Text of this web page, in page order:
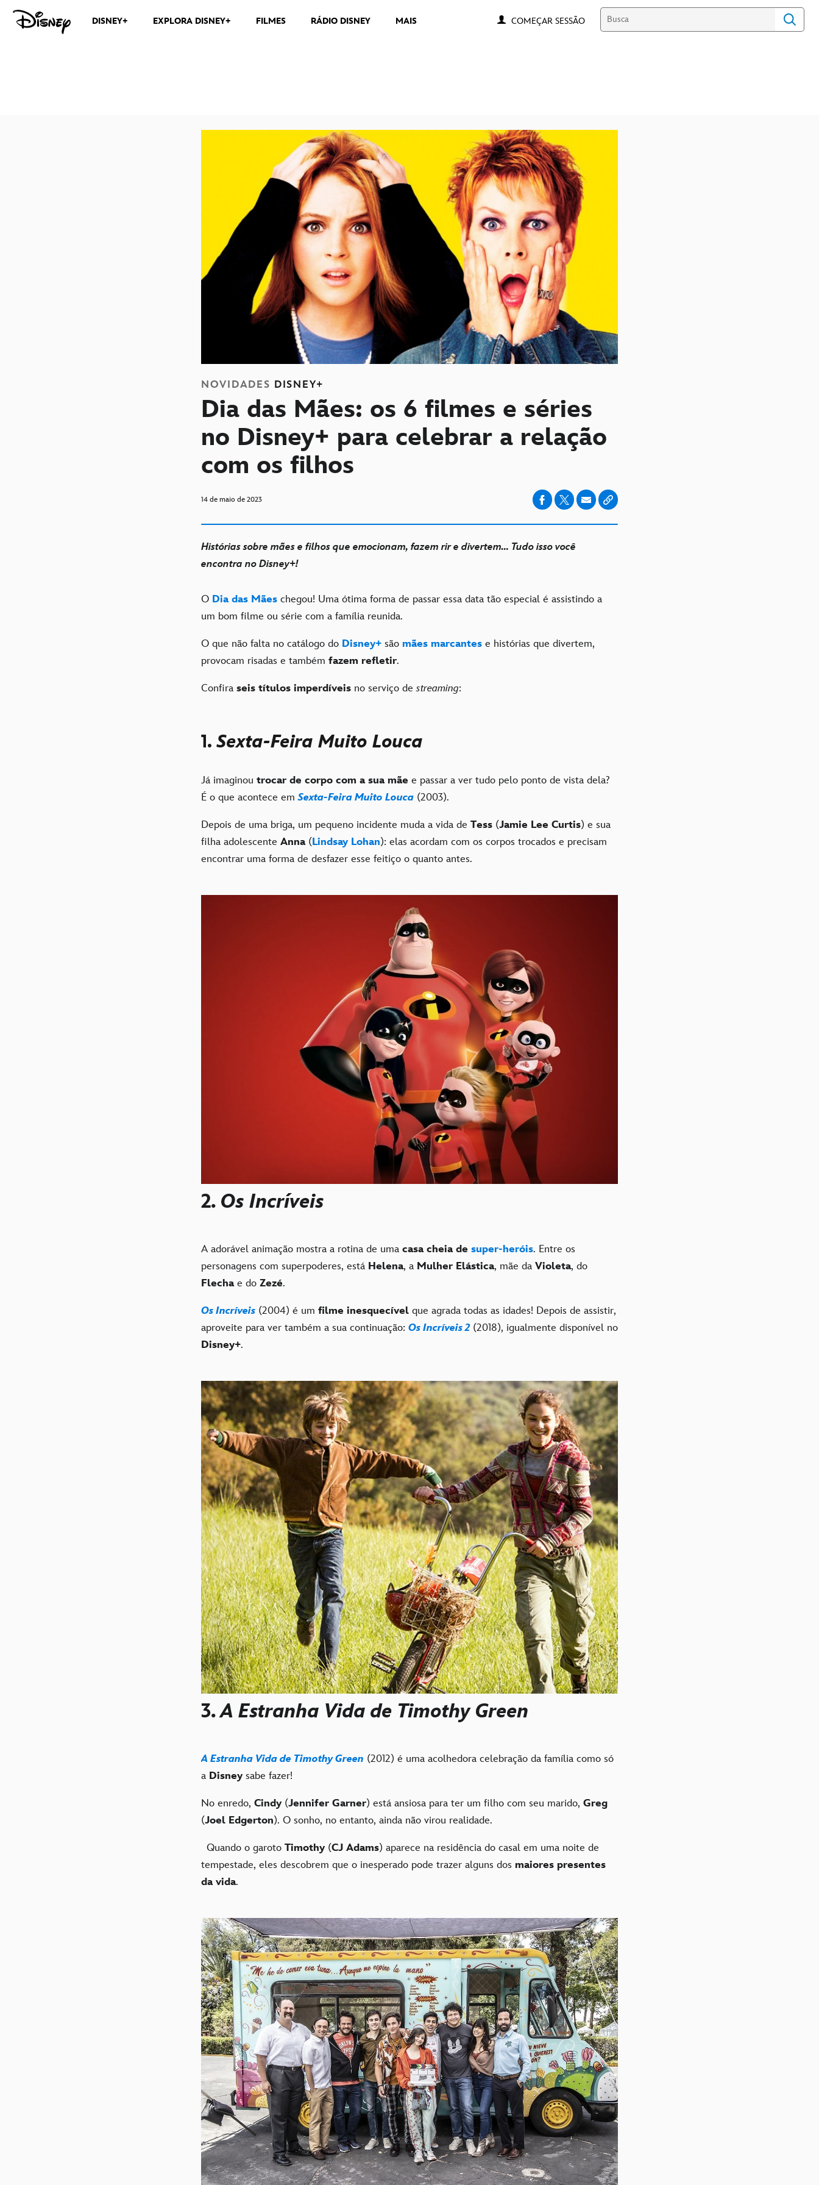
DISNEY+ EXPLORA DISNEY+ FILMES RÁDIO DISNEY MAIS COMEÇAR SESSÃO
NOVIDADES DISNEY+
Dia das Mães: os 6 filmes e séries
no Disney+ para celebrar a relação
com os filhos
14 de maio de 2023
Histórias sobre mães e filhos que emocionam, fazem rir e divertem… Tudo isso você
encontra no Disney+!
O Dia das Mães chegou! Uma ótima forma de passar essa data tão especial é assistindo a
um bom filme ou série com a família reunida.
O que não falta no catálogo do Disney+ são mães marcantes e histórias que divertem,
provocam risadas e também fazem refletir.
Confira seis títulos imperdíveis no serviço destreaming:
1. Sexta-Feira Muito Louca
Já imaginou trocar de corpo com a sua mãe e passar a ver tudo pelo ponto de vista dela?
É o que acontece emSexta-Feira Muito Louca (2003).
Depois de uma briga, um pequeno incidente muda a vida de Tess (Jamie Lee Curtis) e sua
filha adolescente Anna (Lindsay Lohan): elas acordam com os corpos trocados e precisam
encontrar uma forma de desfazer esse feitiço o quanto antes.
2. Os Incríveis
A adorável animação mostra a rotina de uma casa cheia de super-heróis. Entre os
personagens com superpoderes, está Helena, a Mulher Elástica, mãe da Violeta, do
Flechae do Zezé.
Os Incríveis (2004) é um filme inesquecível que agrada todas as idades! Depois de assistir,
aproveite para ver também a sua continuação: Os Incríveis 2 (2018), igualmente disponível no
Disney+.
3.A Estranha Vida de Timothy Green
A Estranha Vida de Timothy Green (2012) é uma acolhedora celebração da família como só
a Disney sabe fazer!
No enredo, Cindy (Jennifer Garner) está ansiosa para ter um filho com seu marido, Greg
(Joel Edgerton). O sonho, no entanto, ainda não virou realidade.
Quando o garoto Timothy (CJ Adams) aparece na residência do casal em uma noite de
tempestade, eles descobrem que o inesperado pode trazer alguns dos maiores presentes
da vida.